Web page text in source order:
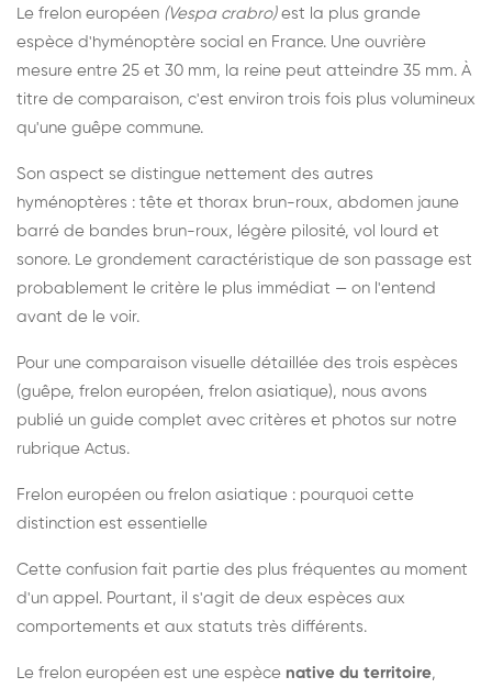
Le frelon européen (Vespa crabro)est la plus grande
espèce d'hyménoptère social en France. Une ouvrière
mesure entre 25 et 30 mm, la reine peut atteindre 35 mm. À
titre de comparaison, c'est environ trois fois plus volumineux
qu'une guêpe commune.
Son aspect se distingue nettement des autres
hyménoptères : tête et thorax brun-roux, abdomen jaune
barré de bandes brun-roux, légère pilosité, vol lourd et
sonore. Le grondement caractéristique de son passage est
probablement le critère le plus immédiat — on l'entend
avant de le voir.
Pour une comparaison visuelle détaillée des trois espèces
(guêpe, frelon européen, frelon asiatique), nous avons
publié un guide complet avec critères et photos sur notre
rubrique Actus.
Frelon européen ou frelon asiatique : pourquoi cette
distinction est essentielle
Cette confusion fait partie des plus fréquentes au moment
d'un appel. Pourtant, il s'agit de deux espèces aux
comportements et aux statuts très différents.
Le frelon européen est une espèce native du territoire,